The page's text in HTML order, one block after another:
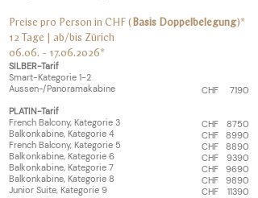
Preise pro Person in CHF ( Basis Doppelbelegung)*
12 Tage | ab/bis Zürich
06.06. - 17.06.2026*
SILBER-Tarif
Smart-Kategorie 1-2
Aussen-/Panoramakabine
PLATIN-Tarif
French Balcony, Kategorie 3
Balkonkabine, Kategorie 4
French Balcony, Kategorie 5
Balkonkabine, Kategorie 6
Balkonkabine, Kategorie 7
Balkonkabine, Kategorie 8
Junior Suite, Kategorie 9
7190
8750
8990
8890
9390
9690
9890
11390
CHF
CHF
CHF
CHF
CHF
CHF
CHF
CHF